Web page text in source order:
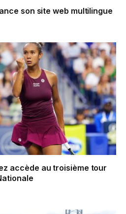
son site web multilingue
accède au troisième tour